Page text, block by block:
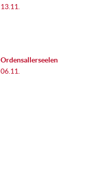
13.11.
Ordensallerseelen
06.11.